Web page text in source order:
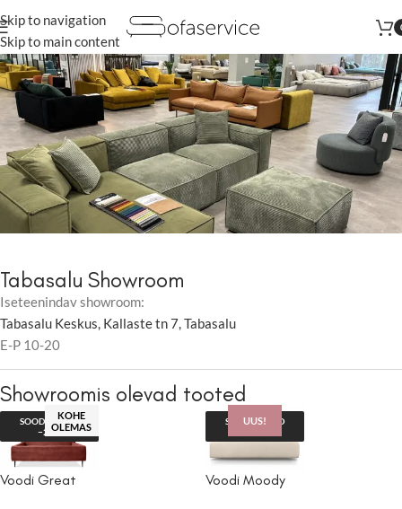
Skip to navigation
Skip to main content
Augustis kõik tooted vähemalt
Tabasalu Showroom
Iseteenindav showroom:
Tabasalu Keskus, Kallaste tn 7, Tabasalu
E-P 10-20
Showroomis olevad tooted
KOHE
OLEMAS
SOODUSHIND
−22%
Voodi Great
UUS!
SOODUSHIND
Voodi Moody